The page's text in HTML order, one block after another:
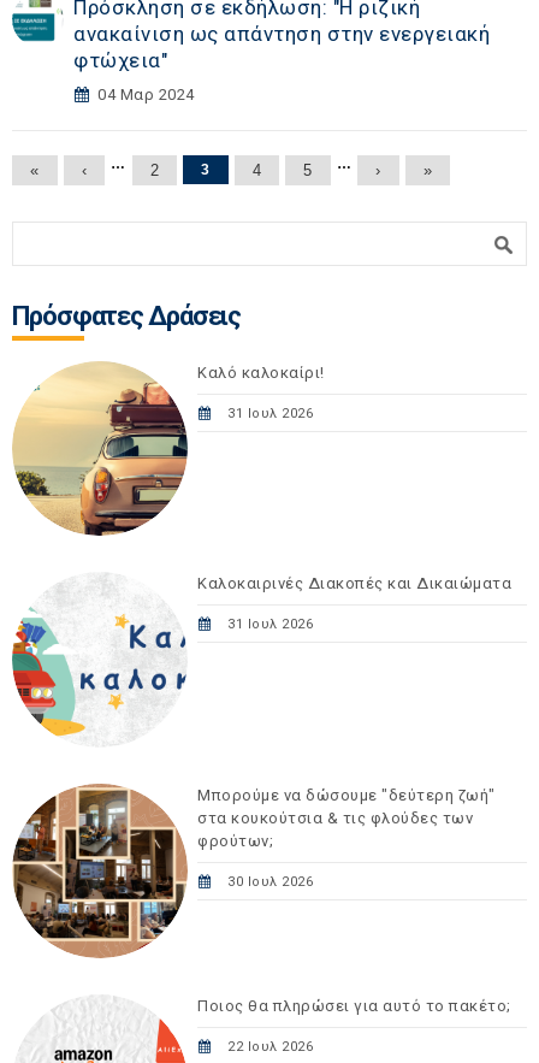
Πρόσκληση σε εκδήλωση: "Η ριζική
ανακαίνιση ως απάντηση στην ενεργειακή
φτώχεια"
04 Μαρ 2024
Σελίδες
« ‹ … 2 3 4 5 … › »
Πρόσφατες Δράσεις
Καλό καλοκαίρι!
31 Ιουλ 2026
Καλοκαιρινές Διακοπές και Δικαιώματα
31 Ιουλ 2026
Μπορούμε να δώσουμε "δεύτερη ζωή"
στα κουκούτσια & τις φλούδες των
φρούτων;
30 Ιουλ 2026
Ποιος θα πληρώσει για αυτό το πακέτο;
22 Ιουλ 2026